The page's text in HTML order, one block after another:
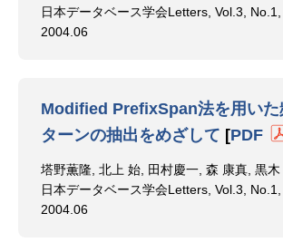
日本データベース学会Letters, Vol.3,
2004.06
Modified PrefixSpan法を用いた
ターンの抽出をめざして [PDF
塔野薫隆, 北上 始, 田村慶一, 森 康真, 黒木
日本データベース学会Letters, Vol.3,
2004.06